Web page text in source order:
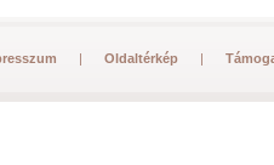
| Oldaltérkép |